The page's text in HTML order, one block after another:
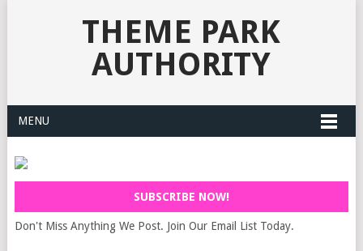
THEME PARK
AUTHORITY
MENU
SUBSCRIBE NOW!
Don't Miss Anything We Post. Join Our Email List Today.